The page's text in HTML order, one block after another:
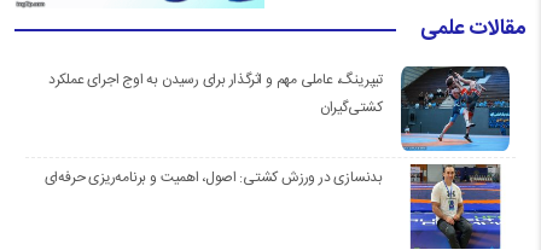
مقالات علمی
تیپرینگ، عاملی مهم و اثرگذار برای رسیدن به اوج اجرای عملکرد
کشتی‌گیران
بدنسازی در ورزش کشتی: اصول، اهمیت و برنامه‌ریزی حرفه‌ای